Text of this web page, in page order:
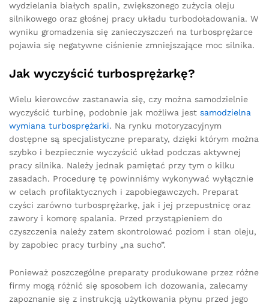
wydzielania białych spalin, zwiększonego zużycia oleju
silnikowego oraz głośnej pracy układu turbodoładowania. W
wyniku gromadzenia się zanieczyszczeń na turbosprężarce
pojawia się negatywne ciśnienie zmniejszające moc silnika.
Jak wyczyścić turbosprężarkę?
Wielu kierowców zastanawia się, czy można samodzielnie
wyczyścić turbinę, podobnie jak możliwa jest samodzielna
wymiana turbosprężarki. Na rynku motoryzacyjnym
dostępne są specjalistyczne preparaty, dzięki którym można
szybko i bezpiecznie wyczyścić układ podczas aktywnej
pracy silnika. Należy jednak pamiętać przy tym o kilku
zasadach. Procedurę tę powinniśmy wykonywać wyłącznie
w celach profilaktycznych i zapobiegawczych. Preparat
czyści zarówno turbosprężarkę, jak i jej przepustnicę oraz
zawory i komorę spalania. Przed przystąpieniem do
czyszczenia należy zatem skontrolować poziom i stan oleju,
by zapobiec pracy turbiny „na sucho”.
Ponieważ poszczególne preparaty produkowane przez różne
firmy mogą różnić się sposobem ich dozowania, zalecamy
zapoznanie się z instrukcją użytkowania płynu przed jego